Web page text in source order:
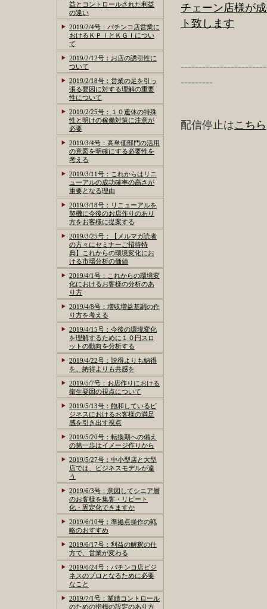
チェーン店様が
ト致します
---------
配信停止はこちら
益とコントロールされた利益
の違い
2019/2/4号：パチンコ店営業に
おけるＫＰＩとＫＧＩについ
て
2019/2/12号：お店の誘引性に
ついて
2019/2/18号：営業の足を引っ
張る要因に対する理解の重要
性について
2019/2/25号：１０連休の特殊
性と明けの稼働対策に注意が
必要
2019/3/4号：高単価部門の活用
の意図を明確にする必要性を
考える
2019/3/11号：これからはリニ
ューアルの成功確率の高さが
重要となる理由
2019/3/18号：リニューアルを
契機に今後のお店作りのあり
方をお客様に提案する
2019/3/25号：【メルマガ読者
の方々にセミナーご招待特
典】これからの環境変化にお
ける市場分析の価値
2019/4/1号：これからの環境変
化におけるお客様の分析のあ
り方
2019/4/8号：増収増益基調の作
り方を考える
2019/4/15号：今後の環境変化
を理解するために１０円スロ
ットの動向を分析する
2019/4/22号：説得よりも納得
を、納得よりも共感を
2019/5/7号：お店作りにおける
衛生要因の視点について
2019/5/13号：飽和しているビ
ジネスにおけるお客様の満足
感を引き出す視点
2019/5/20号：転換期への備え
の第一歩はイメージ作りから
2019/5/27号：中小型店と大型
店では、ビジネスモデルが違
う
2019/6/3号：意図してシニア層
のお客様を集客・リピート
化・固定化できますか
2019/6/10号：準拠点操作の戦
略のおすすめ
2019/6/17号：利益の解釈の仕
方で、営業が変わる
2019/6/24号：パチンコ店ビジ
ネスのプロとなるために必要
なこと
2019/7/1号：業績コントロール
のための指標の設定のあり方